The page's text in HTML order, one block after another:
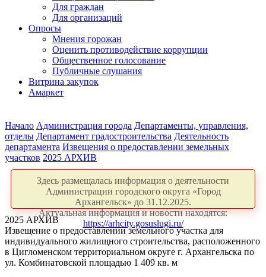
Для граждан
Для организаций
Опросы
Мнения горожан
Оценить противодействие коррупции
Общественное голосование
Публичные слушания
Витрина закупок
Амаркет
Начало Администрация города Департаменты, управления,
отделы Департамент градостроительства Деятельность
департамента Извещения о предоставлении земельных
участков 2025 АРХИВ
Здесь размещалась информация о деятельности
Администрации городского округа «Город
Архангельск» до 31.12.2025.
Актуальная информация и новости находятся:
https://arhcity.gosuslugi.ru/
2025 АРХИВ
Извещение о предоставлении земельного участка для
индивидуального жилищного строительства, расположенного
в Цигломенском территориальном округе г. Архангельска по
ул. Комбинатовской площадью 1 409 кв. м